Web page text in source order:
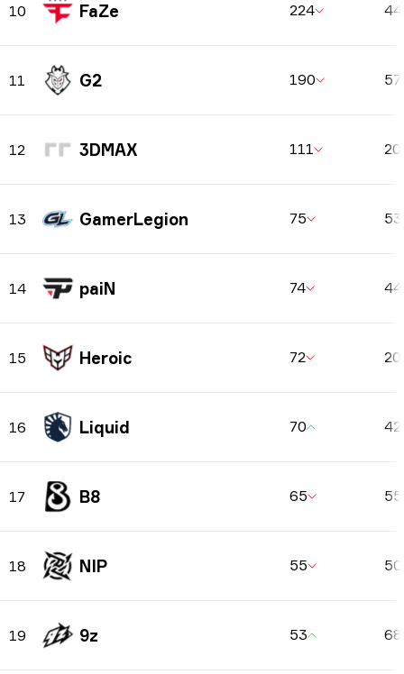
10 FaZe 224
11 G2 190
12 3DMAX 111
13 GamerLegion 75
14 paiN 74
15 Heroic 72
16 Liquid 70
17 B8 65
18 NIP 55
19 9z 53